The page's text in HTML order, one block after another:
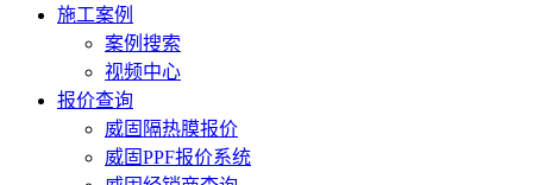
施工案例
案例搜索
视频中心
报价查询
威固隔热膜报价
威固PPF报价系统